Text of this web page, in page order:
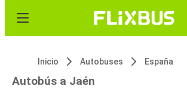
Inicio Autobuses España
Autobús a Jaén